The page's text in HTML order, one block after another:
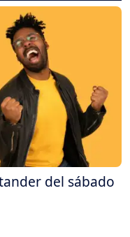
del sábado